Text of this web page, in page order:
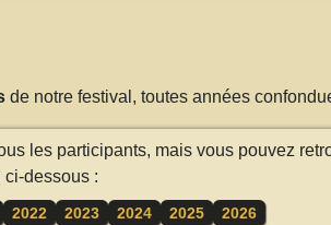
de notre festival, toutes années
les participants, mais vous pouvez
dessous :
2022 2023 2024 2025 2026